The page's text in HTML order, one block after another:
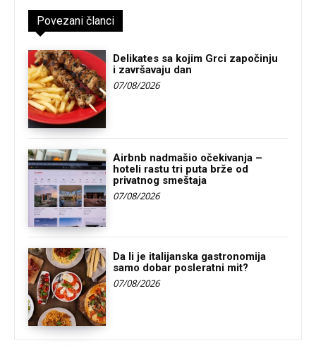
Povezani članci
Delikates sa kojim Grci započinju
i završavaju dan
07/08/2026
Airbnb nadmašio očekivanja –
hoteli rastu tri puta brže od
privatnog smeštaja
07/08/2026
Da li je italijanska gastronomija
samo dobar posleratni mit?
07/08/2026